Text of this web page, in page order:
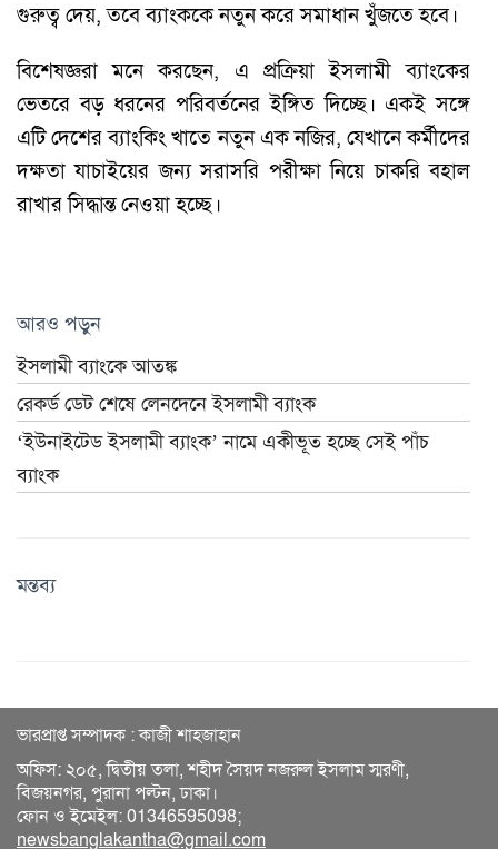
গুরুত্ব দেয়, তবে ব্যাংককে নতুন করে সমাধান খুঁজতে হবে।
বিশেষজ্ঞরা মনে করছেন, এ প্রক্রিয়া ইসলামী ব্যাংকের
ভেতরে বড় ধরনের পরিবর্তনের ইঙ্গিত দিচ্ছে। একই সঙ্গে
এটি দেশের ব্যাংকিং খাতে নতুন এক নজির, যেখানে কর্মীদের
দক্ষতা যাচাইয়ের জন্য সরাসরি পরীক্ষা নিয়ে চাকরি বহাল
রাখার সিদ্ধান্ত নেওয়া হচ্ছে।
আরও পড়ুন
ইসলামী ব্যাংকে আতঙ্ক
রেকর্ড ডেট শেষে লেনদেনে ইসলামী ব্যাংক
‘ইউনাইটেড ইসলামী ব্যাংক’ নামে একীভূত হচ্ছে সেই পাঁচ
ব্যাংক
মন্তব্য
ভারপ্রাপ্ত সম্পাদক : কাজী শাহজাহান
অফিস: ২০৫, দ্বিতীয় তলা, শহীদ সৈয়দ নজরুল ইসলাম স্মরণী,
বিজয়নগর, পুরানা পল্টন, ঢাকা।
ফোন ও ইমেইল: 01346595098;
newsbanglakantha@gmail.com